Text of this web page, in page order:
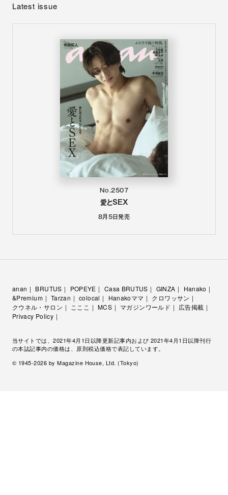
Latest issue
No.2507
愛とSEX
8月5日発売
anan BRUTUS POPEYE Casa BRUTUS GINZA
Hanako
&Premium
Tarzan colocal Hanakoママ
クロワッサン
クウネル・サロン
こここ MCS マガジンワールド
広告掲載
Privacy Policy
当サイトでは、2021年4月1日以降更新記事内および 2021年4月1日以降刊行
の本誌記事内の価格は、原則税込価格で表記しています。
© 1945-2026 by Magazine House, Ltd. (Tokyo)